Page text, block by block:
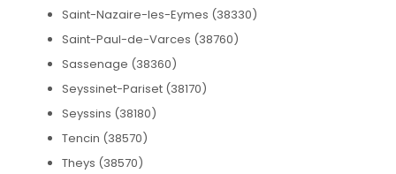
Saint-Nazaire-les-Eymes (38330)
Saint-Paul-de-Varces (38760)
Sassenage (38360)
Seyssinet-Pariset (38170)
Seyssins (38180)
Tencin (38570)
Theys (38570)